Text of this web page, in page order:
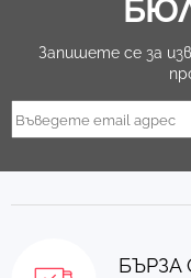
Запишете се за
БЪРЗА